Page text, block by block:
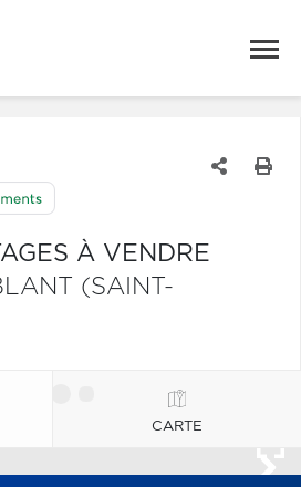
À VENDRE
(SAINT-
CARTE